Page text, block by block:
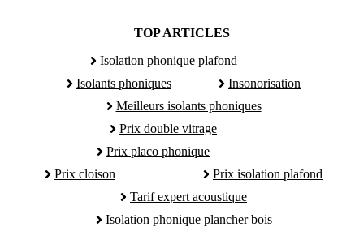
TOP ARTICLES
Isolation phonique plafond
Isolants phoniques
Insonorisation
Meilleurs isolants phoniques
Prix double vitrage
Prix placo phonique
Prix cloison
Prix isolation plafond
Tarif expert acoustique
Isolation phonique plancher bois